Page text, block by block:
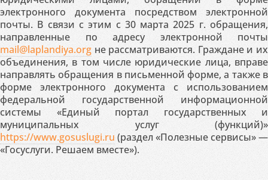
электронного документа посредством электронной
почты. В связи с этим с 30 марта 2025 г. обращения,
направленные по адресу электронной почты
mail@laplandiya.org не рассматриваются. Граждане и их
объединения, в том числе юридические лица, вправе
направлять обращения в письменной форме, а также в
форме электронного документа с использованием
федеральной государственной информационной
системы «Единый портал государственных и
муниципальных услуг (функций)»
https://www.gosuslugi.ru (раздел «Полезные сервисы» —
«Госуслуги. Решаем вместе»).